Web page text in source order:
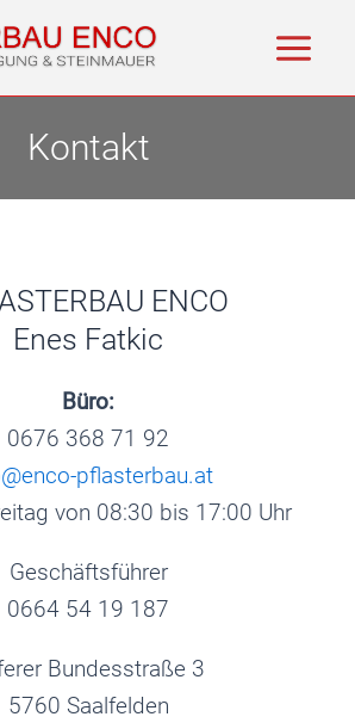
Kontakt
ENCO
Enes Fatkic
Büro:
0676 368 71 92
pflasterbau.at
von 08:30 bis 17:00 Uhr
Geschäftsführer
0664 54 19 187
Bundesstraße 3
5760 Saalfelden